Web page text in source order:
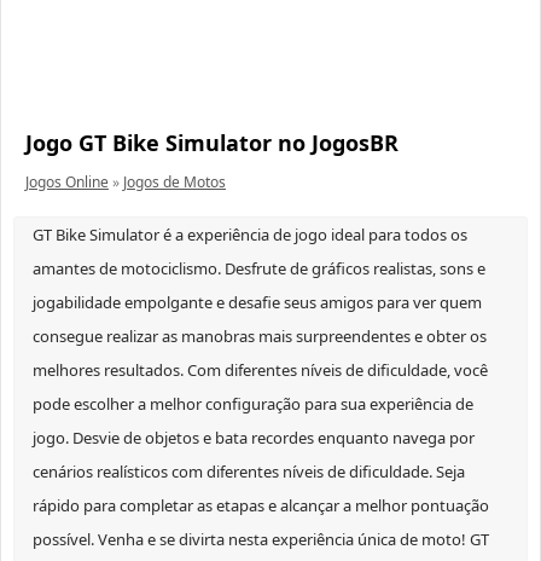
Jogo GT Bike Simulator no JogosBR
Jogos Online» Jogos de Motos
GT Bike Simulator é a experiência de jogo ideal para todos os
amantes de motociclismo. Desfrute de gráficos realistas, sons e
jogabilidade empolgante e desafie seus amigos para ver quem
consegue realizar as manobras mais surpreendentes e obter os
melhores resultados. Com diferentes níveis de dificuldade, você
pode escolher a melhor configuração para sua experiência de
jogo. Desvie de objetos e bata recordes enquanto navega por
cenários realísticos com diferentes níveis de dificuldade. Seja
rápido para completar as etapas e alcançar a melhor pontuação
possível. Venha e se divirta nesta experiência única de moto! GT